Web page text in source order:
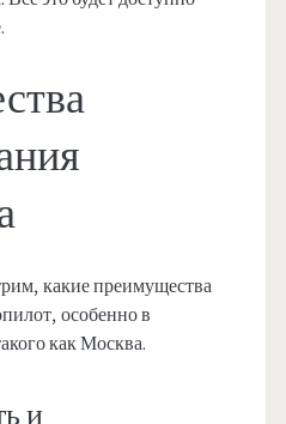
какие преимущества
особенно в
как Москва.